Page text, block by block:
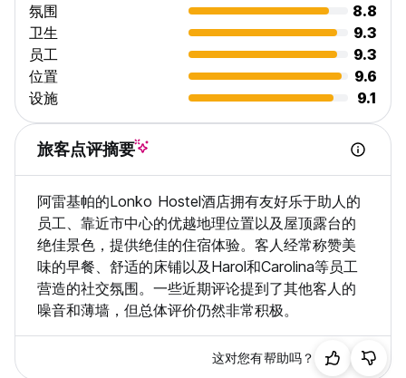
氛围
8.8
卫生
9.3
员工
9.3
位置
9.6
设施
9.1
旅客点评摘要
阿雷基帕的Lonko Hostel酒店拥有友好乐于助人的
员工、靠近市中心的优越地理位置以及屋顶露台的
绝佳景色，提供绝佳的住宿体验。客人经常称赞美
味的早餐、舒适的床铺以及Harol和Carolina等员工
营造的社交氛围。一些近期评论提到了其他客人的
噪音和薄墙，但总体评价仍然非常积极。
这对您有帮助吗？